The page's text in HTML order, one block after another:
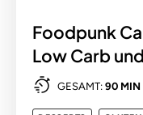
Foodpunk
Low Carb
GESAMT: 90 MIN